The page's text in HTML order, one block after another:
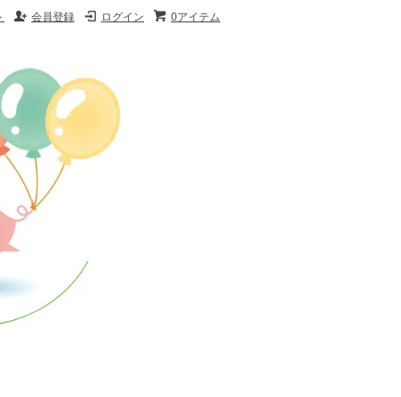
0アイテム
ログイン
会員登録